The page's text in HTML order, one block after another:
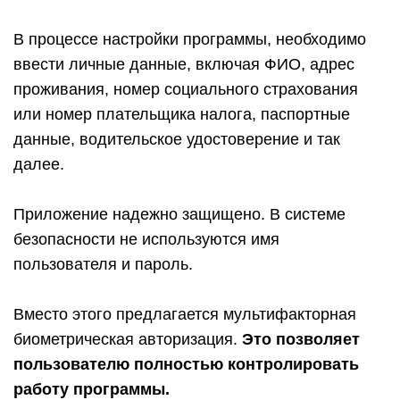
В процессе настройки программы, необходимо
ввести личные данные, включая ФИО, адрес
проживания, номер социального страхования
или номер плательщика налога, паспортные
данные, водительское удостоверение и так
далее.
Приложение надежно защищено. В системе
безопасности не используются имя
пользователя и пароль.
Вместо этого предлагается мультифакторная
биометрическая авторизация. Это позволяет
пользователю полностью контролировать
работу программы.